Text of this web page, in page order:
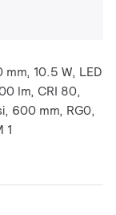
10.5 W, LED
lm, CRI 80,
600 mm, RG0,
1